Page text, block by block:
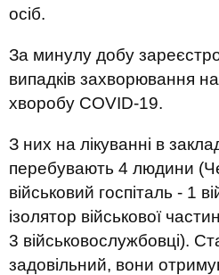
осіб.
За минулу добу
випадків захворювання
хворобу COVID-19.
З них на лікуванні в
перебувають 4 людини
військовий госпіталь - 1
ізолятор військової
3 військовослужбовці).
задовільний, вони